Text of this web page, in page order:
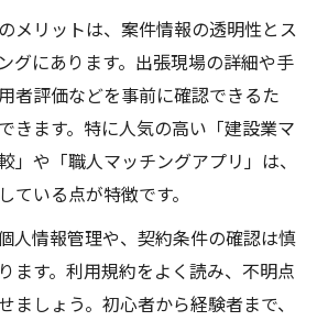
メリットは、案件情報の透明性とス
グにあります。出張現場の詳細や手
者評価などを事前に確認できるた
きます。特に人気の高い「建設業マ
」や「職人マッチングアプリ」は、
ている点が特徴です。
人情報管理や、契約条件の確認は慎
ます。利用規約をよく読み、不明点
ましょう。初心者から経験者まで、